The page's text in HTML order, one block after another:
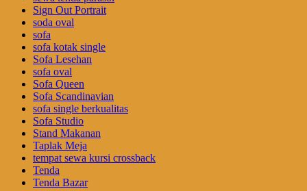
Sign Out Portrait
soda oval
sofa
sofa kotak single
Sofa Lesehan
sofa oval
Sofa Queen
Sofa Scandinavian
sofa single berkualitas
Sofa Studio
Stand Makanan
Taplak Meja
tempat sewa kursi crossback
Tenda
Tenda Bazar